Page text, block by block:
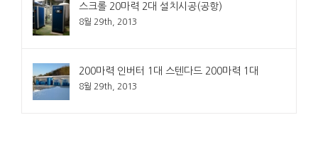
스크롤 20마력 2대 설치시공(공항)
8월 29th, 2013
200마력 인버터 1대 스텐다드 200마력 1대
8월 29th, 2013